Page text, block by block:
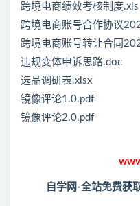
跨境电商绩效考核制度.xls
跨境电商账号合作协议
跨境电商账号转让合同
违规变体申诉思路.doc
选品调研表.xlsx
镜像评论1.0.pdf
镜像评论2.0.pdf
自学网-全站免费获取